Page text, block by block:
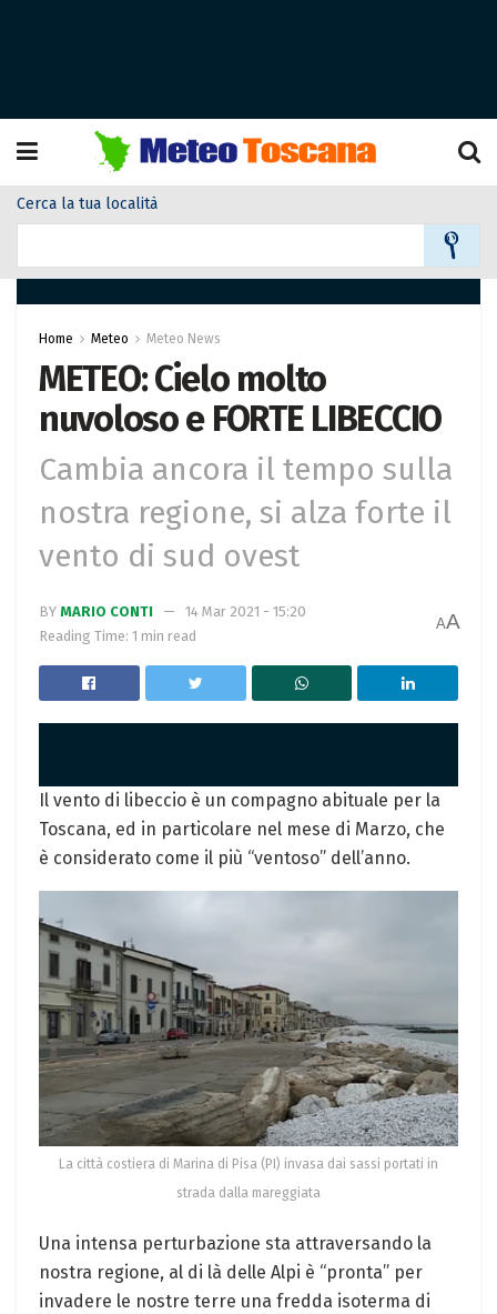
Cerca la tua località
Home Meteo Meteo News
METEO: Cielo molto
nuvoloso e FORTE LIBECCIO
Cambia ancora il tempo sulla
nostra regione, si alza forte il
vento di sud ovest
BY MARIO CONTI
14 Mar 2021 - 15:20
Reading Time: 1 min read
AA
Il vento di libeccio è un compagno abituale per la
Toscana, ed in particolare nel mese di Marzo, che
è considerato come il più “ventoso” dell’anno.
La città costiera di Marina di Pisa (PI) invasa dai sassi portati in
strada dalla mareggiata
Una intensa perturbazione sta attraversando la
nostra regione, al di là delle Alpi è “pronta” per
invadere le nostre terre una fredda isoterma di